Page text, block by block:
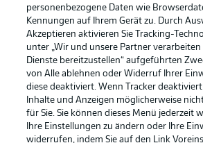
Rechtliche Hinweise
Datenschutz
Kontakt Jobs
Impressum Partner
personenbezogene Daten wie
Kennungen auf Ihrem Gerät zu. Durch
Akzeptieren aktivieren Sie Tracking-
unter „Wir und unsere Partner verarbeiten
Dienste bereitzustellen“ aufgeführten
von Alle ablehnen oder Widerruf Ihrer
diese deaktiviert. Wenn Tracker
Inhalte und Anzeigen möglicherweise
für Sie. Sie können dieses Menü jederzeit
Ihre Einstellungen zu ändern oder Ihre
widerrufen, indem Sie auf den Link